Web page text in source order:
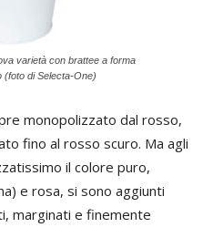
varietà con brattee a forma
(foto di Selecta-One)
monopolizzato dal rosso,
fino al rosso scuro. Ma agli
il colore puro,
e rosa, si sono aggiunti
marginati e finemente